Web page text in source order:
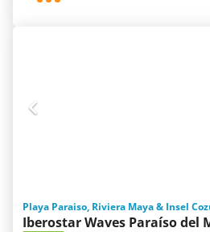
Playa Paraiso, Riviera Maya & Insel
Iberostar Waves Paraíso del